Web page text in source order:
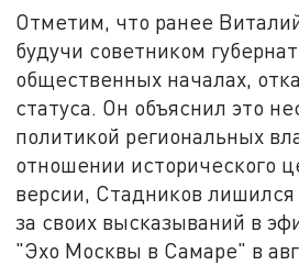
Отметим, что ранее
будучи советником
общественных началах,
статуса. Он объяснил это
политикой региональных
отношении исторического
версии, Стадников лишился
за своих высказываний в
"Эхо Москвы в Самаре" в